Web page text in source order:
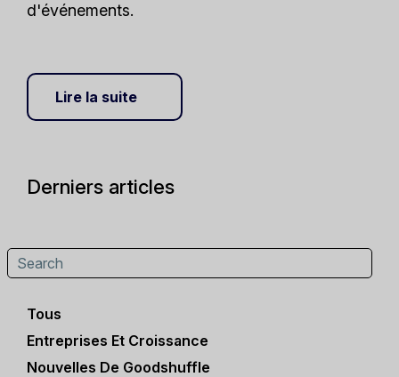
d'événements.
Lire la suite
Derniers articles
Tous
Entreprises Et Croissance
Nouvelles De Goodshuffle